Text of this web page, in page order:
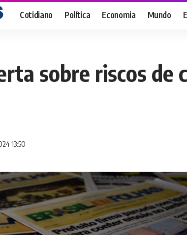
Cotidiano Política Economia Mundo
sobre riscos
13:50